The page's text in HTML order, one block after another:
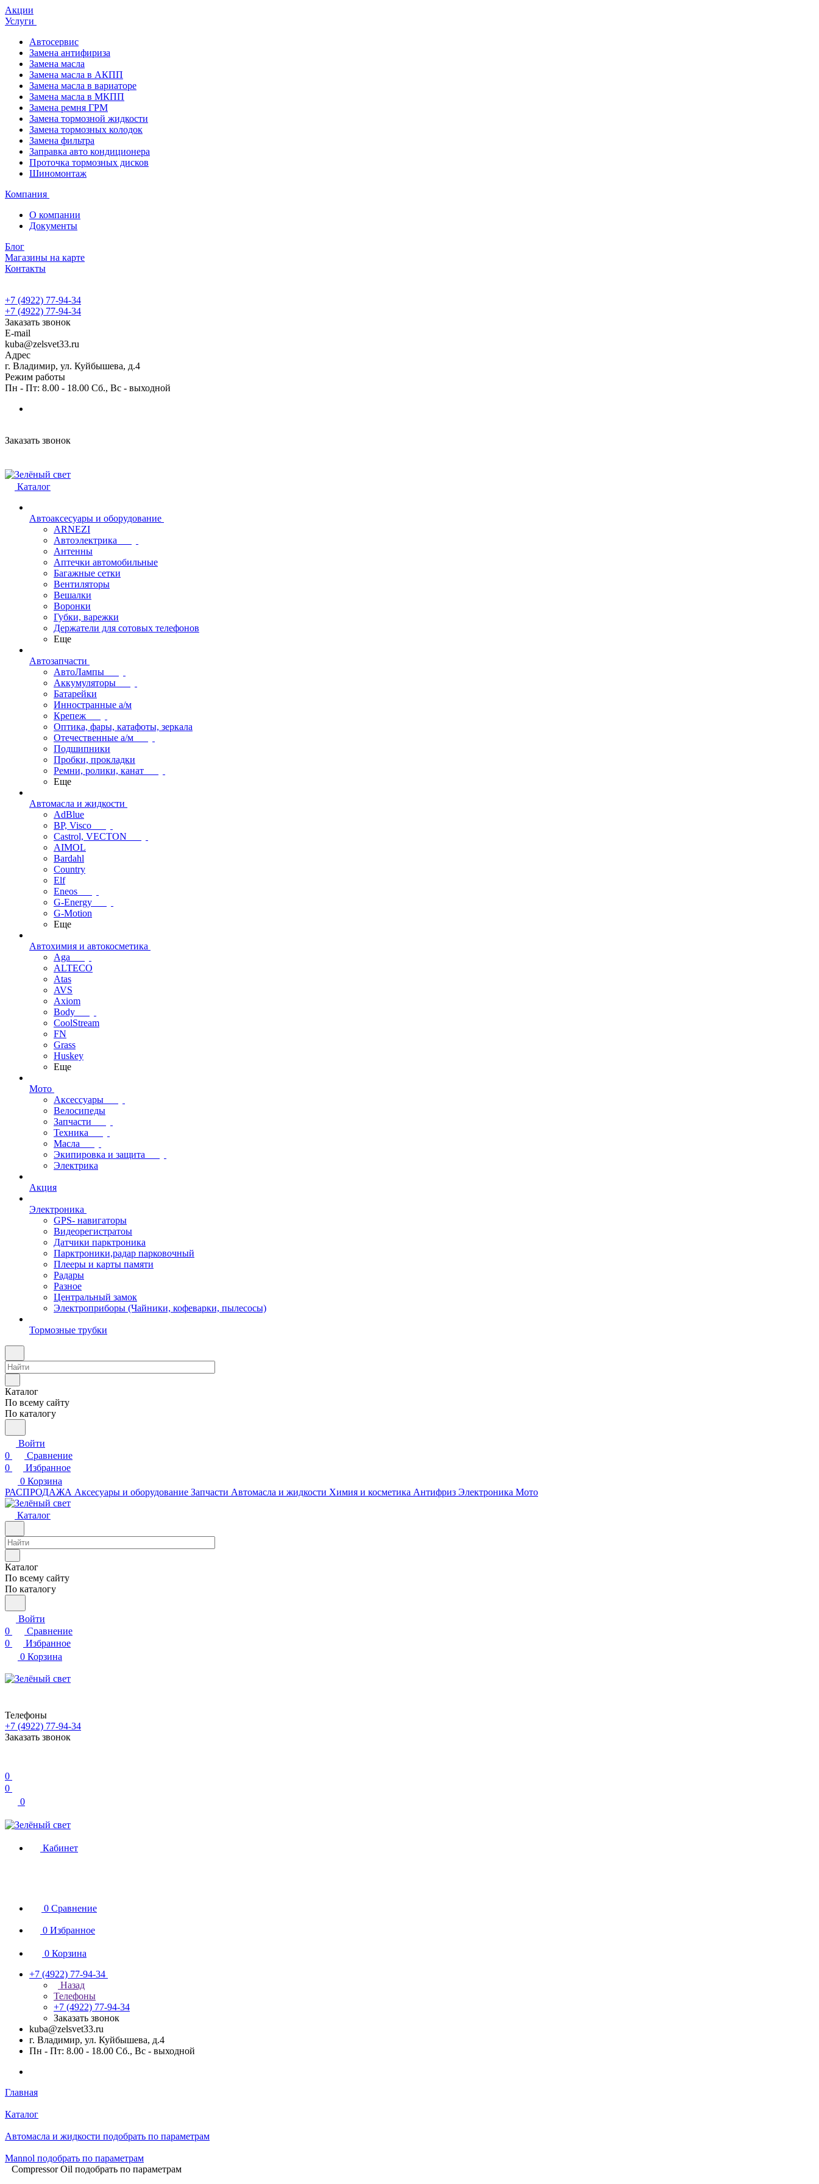
Акции
Услуги
Автосервис
Замена антифириза
Замена масла
Замена масла в АКПП
Замена масла в вариаторе
Замена масла в МКПП
Замена ремня ГРМ
Замена тормозной жидкости
Замена тормозных колодок
Замена фильтра
Заправка авто кондиционера
Проточка тормозных дисков
Шиномонтаж
Компания
О компании
Документы
Блог
Магазины на карте
Контакты
+7 (4922) 77-94-34
+7 (4922) 77-94-34
Заказать звонок
E-mail
kuba@zelsvet33.ru
Адрес
г. Владимир, ул. Куйбышева, д.4
Режим работы
Пн - Пт: 8.00 - 18.00 Сб., Вс - выходной
Заказать звонок
Каталог
Автоаксесуары и оборудование
ARNEZI
Автоэлектрика
Антенны
Аптечки автомобильные
Багажные сетки
Вентиляторы
Вешалки
Воронки
Губки, варежки
Держатели для сотовых телефонов
Еще
Автозапчасти
АвтоЛампы
Аккумуляторы
Батарейки
Инностранные а/м
Крепеж
Оптика, фары, катафоты, зеркала
Отечественные а/м
Подшипники
Пробки, прокладки
Ремни, ролики, канат
Еще
Автомасла и жидкости
AdBlue
BP, Visco
Castrol, VECTON
AIMOL
Bardahl
Country
Elf
Eneos
G-Energy
G-Motion
Еще
Автохимия и автокосметика
Aga
ALTECO
Atas
AVS
Axiom
Body
CoolStream
FN
Grass
Huskey
Еще
Мото
Аксессуары
Велосипеды
Запчасти
Техника
Масла
Экипировка и защита
Электрика
Акция
Электроника
GPS- навигаторы
Видеорегистратоы
Датчики парктроника
Парктроники,радар парковочный
Плееры и карты памяти
Радары
Разное
Центральный замок
Электроприборы (Чайники, кофеварки, пылесосы)
Тормозные трубки
Каталог
По всему сайту
По каталогу
Войти
0
Сравнение
0
Избранное
0 Корзина
РАСПРОДАЖА Аксесуары и оборудование Запчасти Автомасла и жидкости Химия и косметика Антифриз Электроника Мото
Каталог
Каталог
По всему сайту
По каталогу
Войти
0
Сравнение
0
Избранное
0 Корзина
Телефоны
+7 (4922) 77-94-34
Заказать звонок
0
0
0
Кабинет
0 Сравнение
0 Избранное
0 Корзина
+7 (4922) 77-94-34
Назад
Телефоны
+7 (4922) 77-94-34
Заказать звонок
kuba@zelsvet33.ru
г. Владимир, ул. Куйбышева, д.4
Пн - Пт: 8.00 - 18.00 Сб., Вс - выходной
Главная
Каталог
Автомасла и жидкости подобрать по параметрам
Mannol подобрать по параметрам
Compressor Oil подобрать по параметрам